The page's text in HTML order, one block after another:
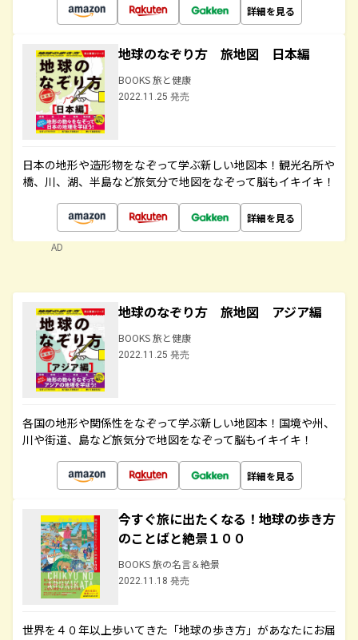
詳細を見る
地球のなぞり方 旅地図 日本編
BOOKS 旅と健康
2022.11.25 発売
日本の地形や造形物をなぞって学ぶ新しい地図本！観光名所や
橋、川、湖、半島など旅気分で地図をなぞって脳もイキイキ！
詳細を見る
AD
地球のなぞり方 旅地図 アジア編
BOOKS 旅と健康
2022.11.25 発売
各国の地形や関係性をなぞって学ぶ新しい地図本！国境や州、
川や街道、島など旅気分で地図をなぞって脳もイキイキ！
詳細を見る
今すぐ旅に出たくなる！地球の歩き方
のことばと絶景１００
BOOKS 旅の名言＆絶景
2022.11.18 発売
世界を４０年以上歩いてきた「地球の歩き方」があなたにお届